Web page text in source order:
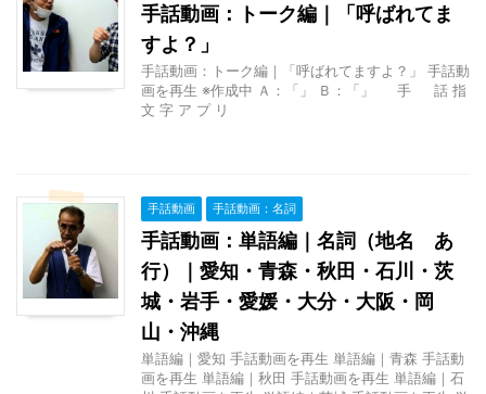
手話動画：トーク編｜「呼ばれてま
すよ？」
手話動画：トーク編｜「呼ばれてますよ？」 手話動
画を再生 ※作成中 Ａ：「」 Ｂ：「」 手 話 指
文 字 ア プ リ
手話動画 手話動画：名詞
手話動画：単語編｜名詞（地名 あ
行）｜愛知・青森・秋田・石川・茨
城・岩手・愛媛・大分・大阪・岡
山・沖縄
単語編｜愛知 手話動画を再生 単語編｜青森 手話動
画を再生 単語編｜秋田 手話動画を再生 単語編｜石